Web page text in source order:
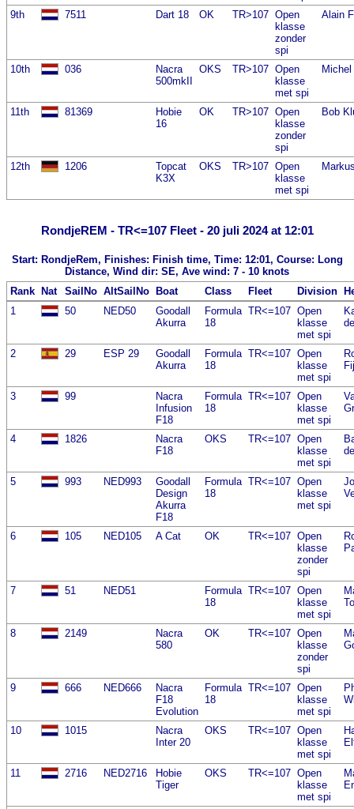
9th 7511 Dart 18 OK TR>107 Open
klasse
zonder
spi
Alain
10th 036
Nacra
500mkII
OKS TR>107 Open
klasse
met spi
11th 81369
Hobie
16
OK TR>107 Open
klasse
zonder
spi
Bob
12th 1206
Topcat
K3X
OKS TR>107 Open
klasse
met spi
RondjeREM - TR<=107 Fleet - 20 juli 2024 at 12:01
Start: RondjeRem, Finishes: Finish time, Time: 12:01, Course: Long
Distance, Wind dir: SE, Ave wind: 7 - 10 knots
Rank
Nat SailNo AltSailNo Boat Class Fleet Division
1
50 NED50
Goodall
Akurra
Formula
18
TR<=107 Open
klasse
met spi
2 29 ESP 29
Goodall
Akurra
Formula
18
TR<=107 Open
klasse
met spi
3 99
Nacra
Infusion
F18
Formula
18
TR<=107 Open
klasse
met spi
4 1826
Nacra
F18
OKS TR<=107 Open
klasse
met spi
5 993 NED993
Goodall
Design
Akurra
F18
Formula
18
TR<=107 Open
klasse
met spi
6 105 NED105 A Cat OK TR<=107 Open
klasse
zonder
spi
7 51 NED51
Formula
18
TR<=107 Open
klasse
met spi
8 2149
Nacra
580
OK TR<=107 Open
klasse
zonder
spi
9 666 NED666
Nacra
F18
Evolution
Formula
18
TR<=107 Open
klasse
met spi
10 1015
Nacra
Inter 20
OKS TR<=107 Open
klasse
met spi
11 2716 NED2716
Hobie
Tiger
OKS TR<=107 Open
klasse
met spi